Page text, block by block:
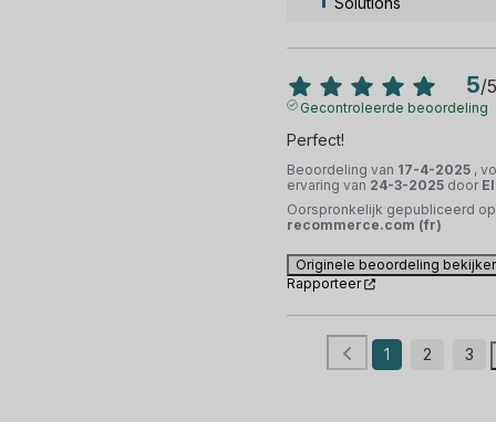
5/5
Gecontroleerde beoordeling
Perfect!
Beoordeling van 17-4-2025 ,
ervaring van 24-3-2025 door
Oorspronkelijk gepubliceerd op
recommerce.com (fr)
Originele beoordeling
Rapporteer
1 2 3